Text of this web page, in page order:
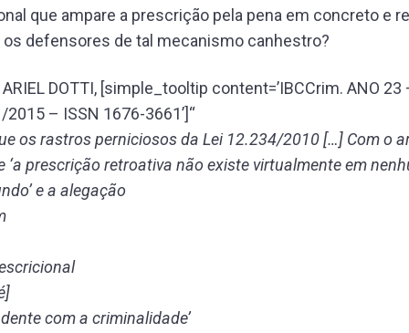
que ampare a prescrição pela pena em concreto e
defensores de tal mecanismo canhestro?
ARIEL DOTTI, [simple_tooltip content=’IBCCrim. ANO
– ISSN 1676-3661’]“
os rastros perniciosos da Lei 12.234/2010 […] Com o
‘a prescrição retroativa não existe virtualmente em
e a alegação
com a criminalidade’